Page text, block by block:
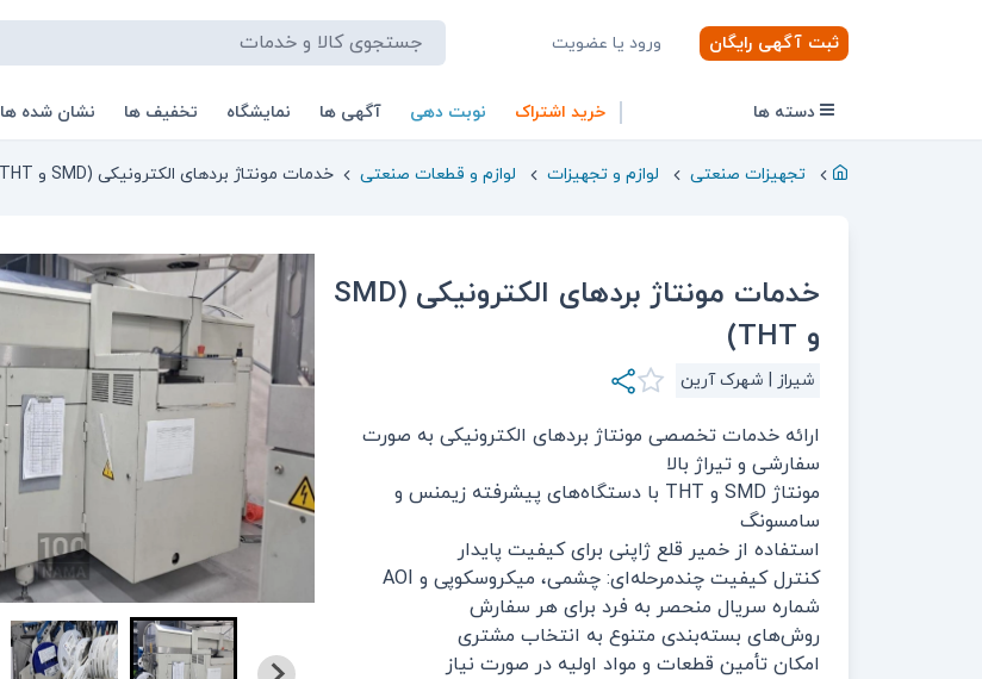
ثبت آگهی رایگان ورود یا عضویت
دسته ها خرید اشتراک نوبت دهی آگهی ها نمایشگاه تخفیف ها نشان شده ها
تجهیزات صنعتی لوازم و تجهیزات لوازم و قطعات صنعتی خدمات مونتاژ بردهای الکترونیکی (SMD و THT)
خدمات مونتاژ بردهای الکترونیکی (SMD
و THT)
شیراز | شهرک آرین
ارائه خدمات تخصصی مونتاژ بردهای الکترونیکی به صورت
سفارشی و تیراژ بالا
مونتاژ SMD و THT با دستگاه‌های پیشرفته زیمنس و
سامسونگ
استفاده از خمیر قلع ژاپنی برای کیفیت پایدار
کنترل کیفیت چندمرحله‌ای: چشمی، میکروسکوپی و AOI
شماره سریال منحصر به فرد برای هر سفارش
روش‌های بسته‌بندی متنوع به انتخاب مشتری
امکان تأمین قطعات و مواد اولیه در صورت نیاز